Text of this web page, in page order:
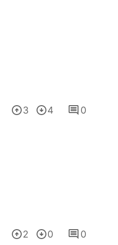
3 4 0
2 0 0